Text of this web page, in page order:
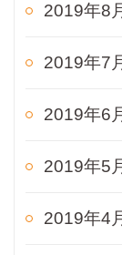
2019年8
2019年7
2019年6
2019年5
2019年4